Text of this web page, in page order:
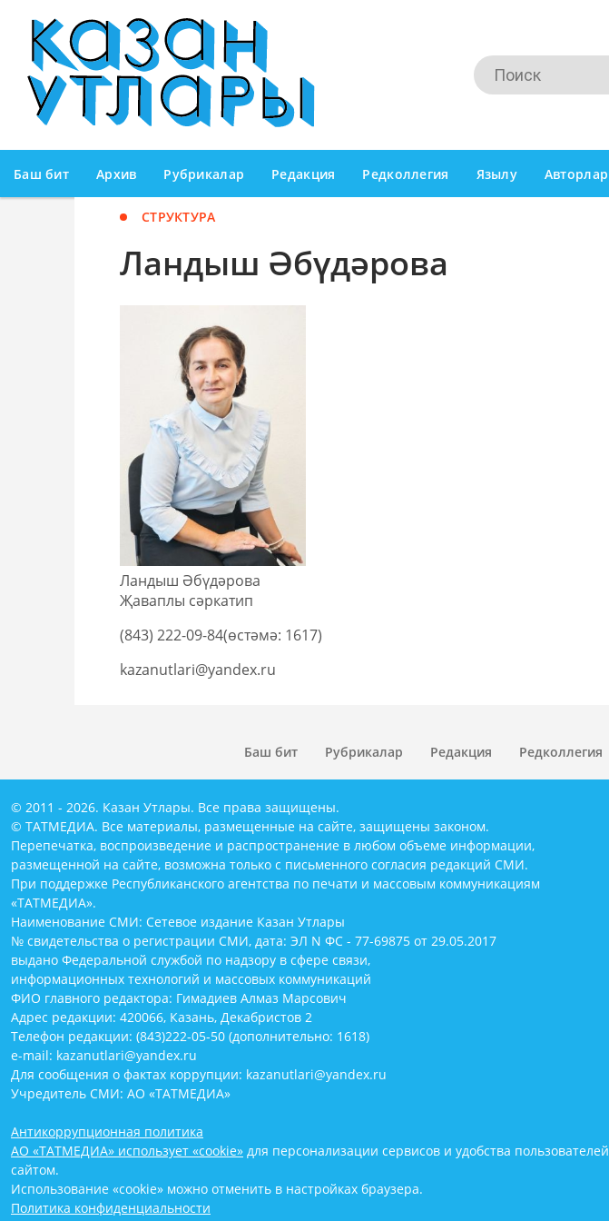
Баш бит Архив Рубрикалар Редакция Редколлегия Язылу Авторлар
СТРУКТУРА
Ландыш Әбүдәрова
Ландыш Әбүдәрова
Җаваплы сәркатип
(843) 222-09-84(өстәмә: 1617)
kazanutlari@yandex.ru
Баш бит Рубрикалар Редакция Редколлегия
© 2011 - 2026. Казан Утлары. Все права защищены.
© ТАТМЕДИА. Все материалы, размещенные на сайте, защищены законом.
Перепечатка, воспроизведение и распространение в любом объеме информации,
размещенной на сайте, возможна только с письменного согласия редакций СМИ.
При поддержке Республиканского агентства по печати и массовым коммуникациям
«ТАТМЕДИА».
Наименование СМИ: Сетевое издание Казан Утлары
№ свидетельства о регистрации СМИ, дата: ЭЛ N ФС - 77-69875 от 29.05.2017
выдано Федеральной службой по надзору в сфере связи,
информационных технологий и массовых коммуникаций
ФИО главного редактора: Гимадиев Алмаз Марсович
Адрес редакции: 420066, Казань, Декабристов 2
Телефон редакции: (843)222-05-50 (дополнительно: 1618)
e-mail: kazanutlari@yandex.ru
Для сообщения о фактах коррупции: kazanutlari@yandex.ru
Учредитель СМИ: АО «ТАТМЕДИА»
Антикоррупционная политика
АО «ТАТМЕДИА» использует «cookie» для персонализации сервисов и удобства пользователей
сайтом.
Использование «cookie» можно отменить в настройках браузера.
Политика конфиденциальности